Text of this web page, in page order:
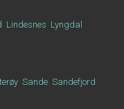
Lindesnes Lyngdal
Sande Sandefjord